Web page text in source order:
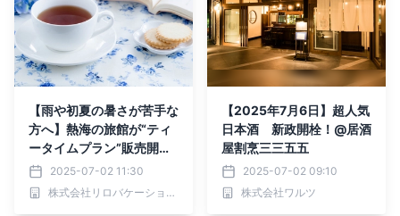
【雨や初夏の暑さが苦手な
方へ】熱海の旅館が“ティ
ータイムプラン”販売開始
｜2025年7月31日まで
2025-07-02 11:30
株式会社リロバケーションズ
【2025年7月6日】超人気
日本酒 新政開栓！@居酒
屋割烹三三五五
2025-07-02 09:10
株式会社ワルツ